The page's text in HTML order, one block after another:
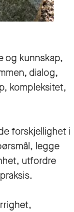
og kunnskap,
dialog,
kompleksitet,
forskjellighet i
legge
utfordre